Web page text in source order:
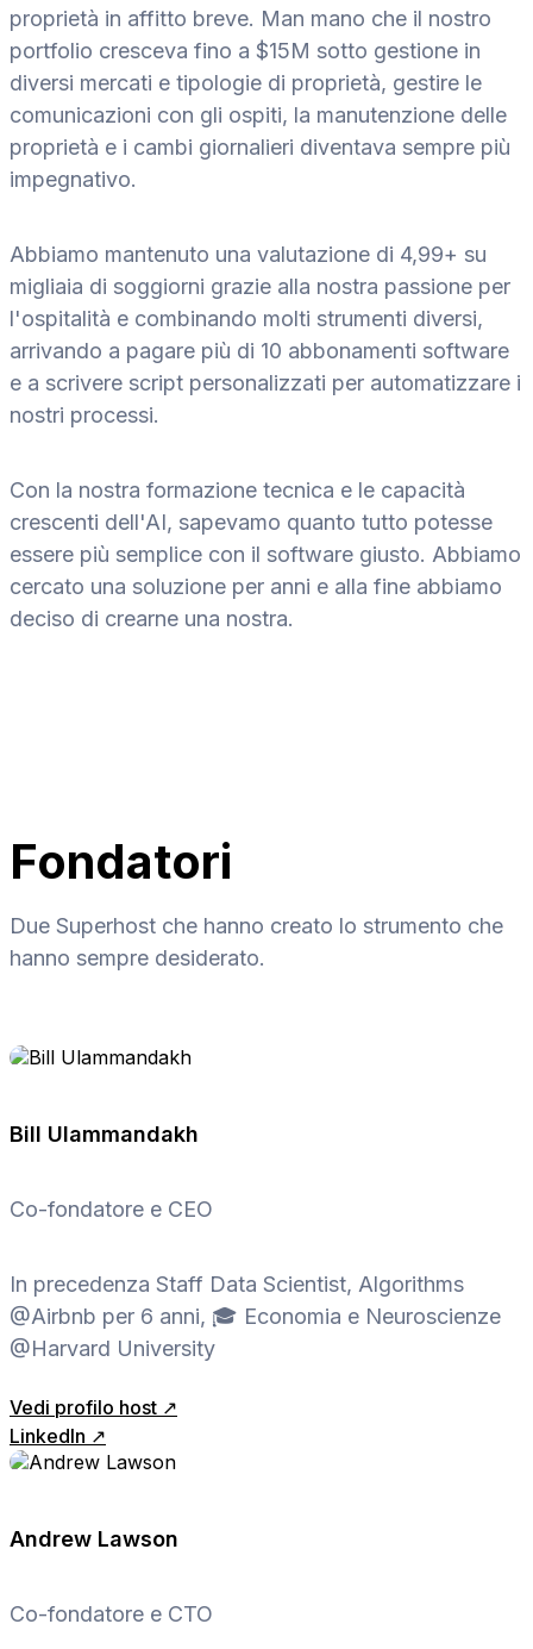
proprietà in affitto breve. Man mano che il nostro
portfolio cresceva fino a $15M sotto gestione in
diversi mercati e tipologie di proprietà, gestire le
comunicazioni con gli ospiti, la manutenzione delle
proprietà e i cambi giornalieri diventava sempre più
impegnativo.
Abbiamo mantenuto una valutazione di 4,99+ su
migliaia di soggiorni grazie alla nostra passione per
l'ospitalità e combinando molti strumenti diversi,
arrivando a pagare più di 10 abbonamenti software
e a scrivere script personalizzati per automatizzare i
nostri processi.
Con la nostra formazione tecnica e le capacità
crescenti dell'AI, sapevamo quanto tutto potesse
essere più semplice con il software giusto. Abbiamo
cercato una soluzione per anni e alla fine abbiamo
deciso di crearne una nostra.
Fondatori
Due Superhost che hanno creato lo strumento che
hanno sempre desiderato.
Bill Ulammandakh
Co-fondatore e CEO
In precedenza Staff Data Scientist, Algorithms
@Airbnb per 6 anni, 🎓 Economia e Neuroscienze
@Harvard University
Vedi profilo host ↗
LinkedIn ↗
Andrew Lawson
Co-fondatore e CTO